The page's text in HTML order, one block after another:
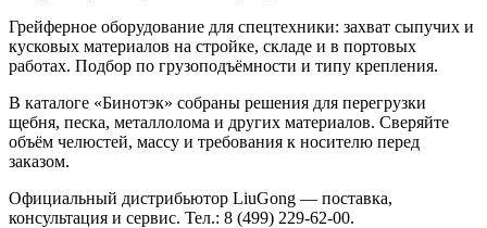
Грейферное оборудование для спецтехники: захват сыпучих и
кусковых материалов на стройке, складе и в портовых
работах. Подбор по грузоподъёмности и типу крепления.
В каталоге «Бинотэк» собраны решения для перегрузки
щебня, песка, металлолома и других материалов. Сверяйте
объём челюстей, массу и требования к носителю перед
заказом.
Официальный дистрибьютор LiuGong — поставка,
консультация и сервис. Тел.: 8 (499) 229-62-00.